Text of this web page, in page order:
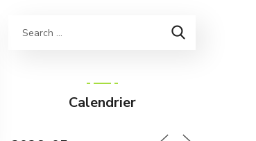
Calendrier